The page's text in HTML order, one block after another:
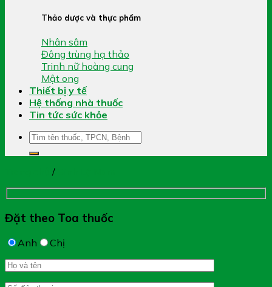
Thảo dược và thực phẩm
Nhân sâm
Đông trùng hạ thảo
Trinh nữ hoàng cung
Mật ong
Thiết bị y tế
Hệ thống nhà thuốc
Tin tức sức khỏe
Tìm
kiếm:
/
Đặt theo Toa thuốc
Anh Chị